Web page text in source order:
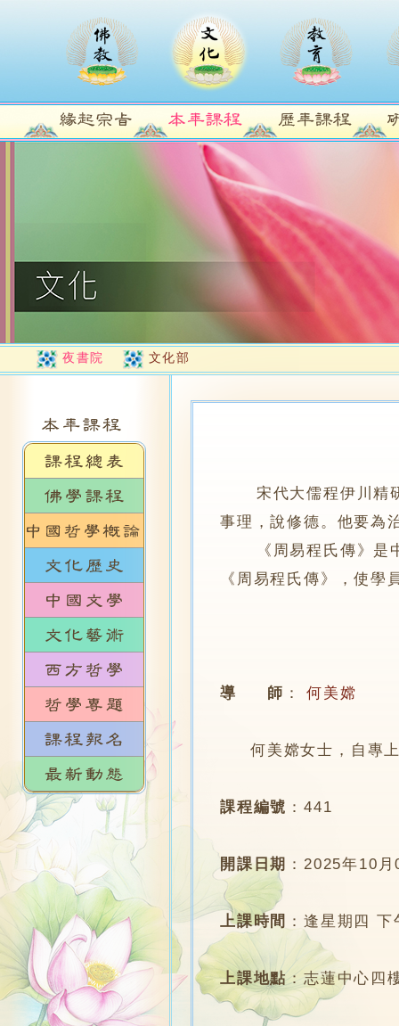
夜書院 文化部
宋代大儒程伊川精研
事理，說修德。他要為
《周易程氏傳》是中
《周易程氏傳》，使學
導 師 ： 何美嫦
何美嫦女士，自專上
課程編號 ：441
開課日期 ：2025年10月
上課時間 ：逢星期四
上課地點：志蓮中心四